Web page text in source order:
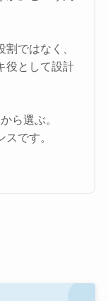
ではなく、
役として設計
ら選ぶ。
です。